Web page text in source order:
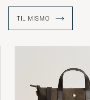
TIL MISMO